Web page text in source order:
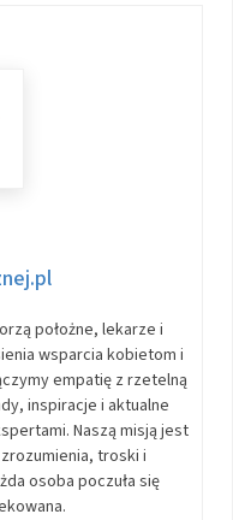
położne, lekarze i
wsparcia kobietom i
empatię z rzetelną
inspiracje i aktualne
Naszą misją jest
troski i
osoba poczuła się